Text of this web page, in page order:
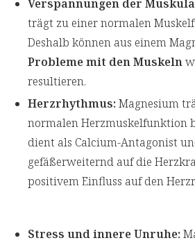
Verspannungen der
trägt zu einer normalen
Deshalb können aus einem
Probleme mit den Muskeln
resultieren.
Herzrhythmus: Magnesium
normalen Herzmuskelfunktion
dient als Calcium-Antagonist
gefäßerweiternd auf die
positivem Einfluss auf den
Stress und innere Unruhe: